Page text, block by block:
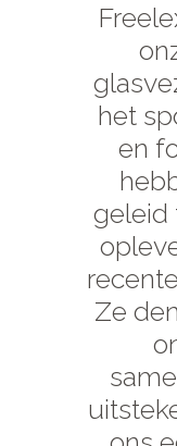
het
en
geleid
Ze